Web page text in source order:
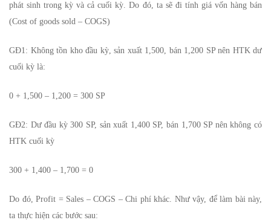
phát sinh trong kỳ và cả cuối kỳ. Do đó, ta sẽ đi tính giá vốn hàng bán
(Cost of goods sold – COGS)
GĐ1: Không tồn kho đầu kỳ, sản xuất 1,500, bán 1,200 SP nên HTK dư
cuối kỳ là:
0 + 1,500 – 1,200 = 300 SP
GĐ2: Dư đầu kỳ 300 SP, sản xuất 1,400 SP, bán 1,700 SP nên không có
HTK cuối kỳ
300 + 1,400 – 1,700 = 0
Do đó, Profit = Sales – COGS – Chi phí khác. Như vậy, để làm bài này,
ta thực hiện các bước sau: